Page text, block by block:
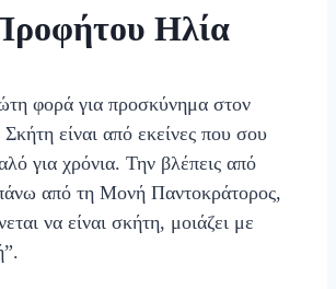
Ηλία
φορά για προσκύνημα στον
είναι από εκείνες που σου
για χρόνια. Την βλέπεις από
από τη Μονή Παντοκράτορος,
να είναι σκήτη, μοιάζει με